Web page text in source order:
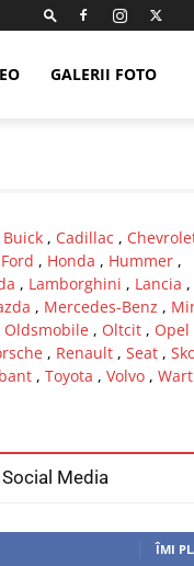
GALERII FOTO
Buick, Cadillac ,
Ford , Honda , Hummer,
, Lamborghini , Lancia ,
, Mercedes-Benz ,
Oldsmobile, Oltcit, Opel
, Renault, Seat,
, Toyota , Volvo,
Media
ÎMI